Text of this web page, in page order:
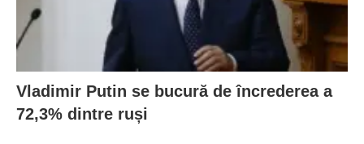
Vladimir Putin se bucură de încrederea a
72,3% dintre ruși